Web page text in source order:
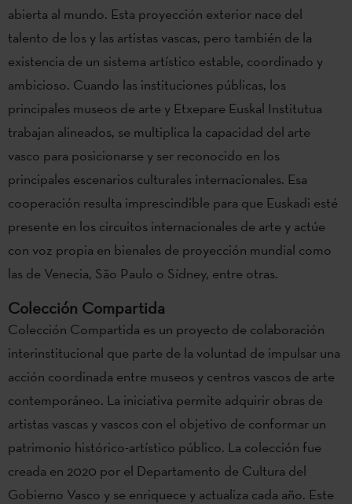
abierta al mundo. Esta proyección exterior nace del
talento de los y las artistas vascas, pero también de la
existencia de un sistema artístico estable, coordinado y
ambicioso. Cuando las instituciones públicas, los
principales museos de arte y Etxepare Euskal Institutua
trabajan alineados, se multiplica la capacidad del arte
vasco para posicionarse y ser reconocido en los
principales escenarios culturales internacionales. Esa
cooperación resulta imprescindible para que Euskadi esté
presente en los circuitos internacionales de arte y actúe
con voz propia en bienales de proyección mundial como
las de Venecia, São Paulo o Sídney, entre otras.
Colección Compartida
Colección Compartida es un proyecto de colaboración
interinstitucional que parte de la voluntad de impulsar una
acción coordinada entre museos y centros vascos de arte
contemporáneo. La iniciativa permite adquirir obras de
artistas vascas y vascos con el objetivo de conformar un
patrimonio histórico-artístico público. La colección fue
creada en 2020 por el Departamento de Cultura del
Gobierno Vasco y se enriquece y actualiza cada año. Este